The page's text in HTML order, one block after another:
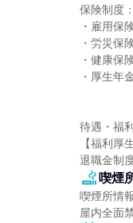
保険制度：
・雇用保
・労災保
・健康保
・厚生年
待遇・福
【福利厚
退職金制
喫煙
喫煙所情
屋内全面